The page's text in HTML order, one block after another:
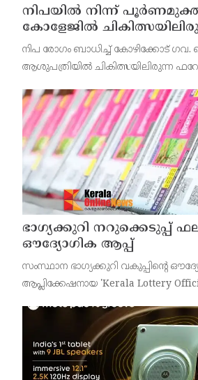
നിപയിൽ നിന്ന്
കോളേജിൽ
വീട്ടിലേക്ക് മടങ്ങി
നിപ രോഗം ബാധിച്ച് കോഴിക്കോട്
ആശുപത്രിയിൽ ചികിത്സയിലിരുന്ന
ഭാഗ്യക്കുറി നറുക്കെടുപ്പ്
ഔദ്യോഗിക ആപ്പ്
സംസ്ഥാന ഭാഗ്യക്കുറി വകുപ്പിന്റെ
ആപ്ലിക്കേഷനായ 'Kerala Lottery
ഭാഗ്യക്കുറി വകുപ്പ് ഡയറക്ടർ അഞ്ജു